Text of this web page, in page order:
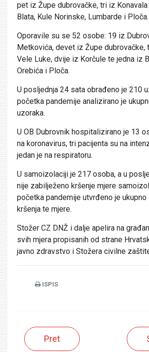
pet iz Župe dubrovačke, tri iz
Blata, Kule Norinske, Lumbarde i Ploča.
Oporavile su se 52 osobe: 19 iz
Metkovića, devet iz Župe dubrovačke,
Vele Luke, dvije iz Korčule te jedna iz
Orebića i Ploča.
U posljednja 24 sata obrađeno je 210
početka pandemije analizirano je
uzoraka.
U OB Dubrovnik hospitalizirano je 13
na koronavirus, tri pacijenta su na
jedan je na respiratoru.
U samoizolaciji je 217 osoba, a u
nije zabilježeno kršenje mjere
početka pandemije utvrđeno je
kršenja te mjere.
Stožer CZ DNŽ i dalje apelira na
svih mjera propisanih od strane
javno zdravstvo i Stožera civilne
ISPIS
Pret